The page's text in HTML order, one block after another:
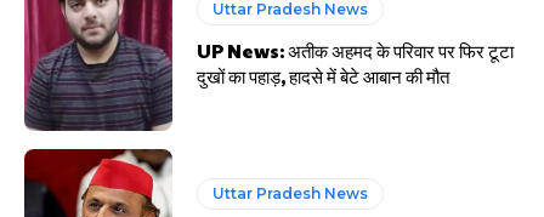
Uttar Pradesh News
UP News: अतीक अहमद के परिवार पर फिर टूटा
दुखों का पहाड़, हादसे में बेटे आबान की मौत
Uttar Pradesh News